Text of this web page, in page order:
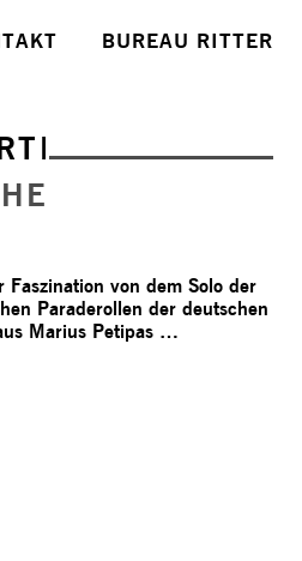
BUREAU RITTER
von dem Solo der
Paraderollen der deutschen
Marius Petipas …